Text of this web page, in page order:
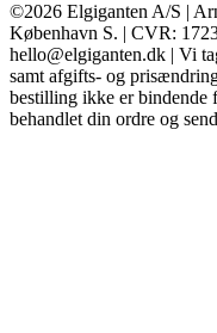
©2026 Elgiganten A/S |
København S. | CVR:
hello@elgiganten.dk | Vi
samt afgifts- og
bestilling ikke er bindende
behandlet din ordre og